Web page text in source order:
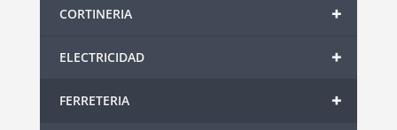
+
CORTINERIA
+
ELECTRICIDAD
+
FERRETERIA